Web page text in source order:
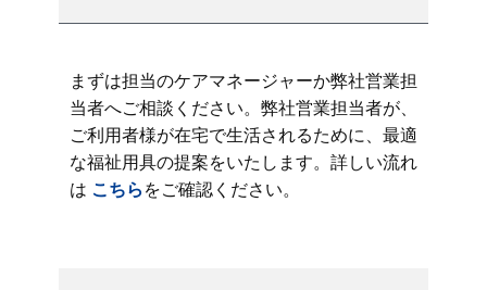
まずは担当のケアマネージャーか弊社営業担
当者へご相談ください。弊社営業担当者が、
ご利用者様が在宅で生活されるために、最適
な福祉用具の提案をいたします。詳しい流れ
は こちらをご確認ください。